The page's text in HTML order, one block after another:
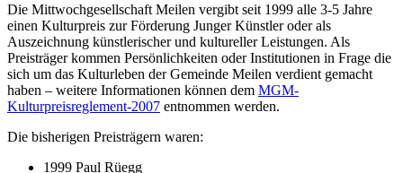
Die Mittwochgesellschaft Meilen vergibt seit 1999 alle 3-5 Jahre
einen Kulturpreis zur Förderung Junger Künstler oder als
Auszeichnung künstlerischer und kultureller Leistungen. Als
Preisträger kommen Persönlichkeiten oder Institutionen in Frage die
sich um das Kulturleben der Gemeinde Meilen verdient gemacht
haben – weitere Informationen können dem MGM-
Kulturpreisreglement-2007 entnommen werden.
Die bisherigen Preisträgern waren:
1999 Paul Rüegg